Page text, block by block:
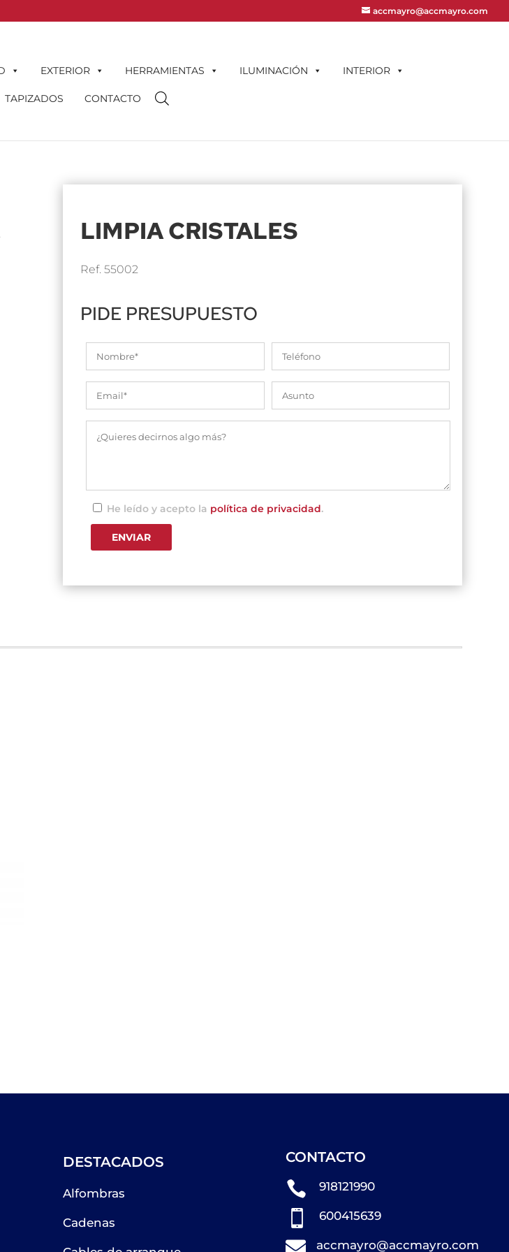
accmayro@accmayro.com
EXTERIOR HERRAMIENTAS ILUMINACIÓN INTERIOR
TAPIZADOS CONTACTO
LIMPIA CRISTALES
Ref. 55002
PIDE PRESUPUESTO
He leído y acepto la política de privacidad.
DESTACADOS
Alfombras
Cadenas
CONTACTO
 918121990
 600415639
 accmayro@accmayro.com